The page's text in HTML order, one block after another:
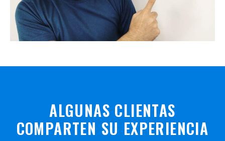
ALGUNAS CLIENTAS
COMPARTEN SU EXPERIENCIA